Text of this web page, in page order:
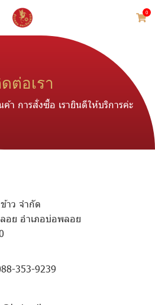
0
ต่อเรา
า การสั่งซื้อ เรายินดีให้บริการค่ะ
าว จำกัด
อย อำเภอบ่อพลอย
353-9239